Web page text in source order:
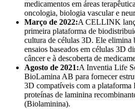
medicamentos em áreas
oncologia, biologia vascular e
Março de 2022:A CELLINK
primeira plataforma de
cultura de células 3D. Ele elimina
ensaios baseados em células 3D
câncer e à descoberta de
Agosto de 2021:A Inventia Life
BioLamina AB para fornecer
3D compatíveis com a
proteínas de laminina
(Biolaminina).